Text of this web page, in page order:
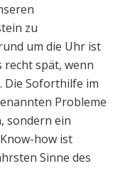
zu
um die Uhr ist
recht spät, wenn
Die Soforthilfe im
Probleme
sondern ein
how ist
Sinne des